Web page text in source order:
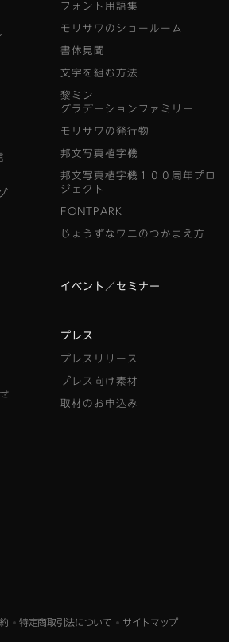
フォント用語集
モリサワのショールーム
書体見聞
文字を組む方法
黎ミン
グラデーションファミリー
モリサワの発行物
邦文写真植字機
邦文写真植字機１００周年プロ
ジェクト
FONTPARK
じょうずなワニのつかまえ方
イベント／セミナー
プレス
プレスリリース
プレス向け素材
取材のお申込み
特定商取引法について サイトマップ